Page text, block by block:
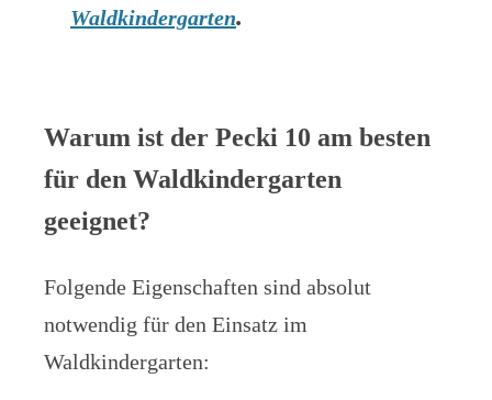
Waldkindergarten.
Warum ist der Pecki 10 am besten
für den Waldkindergarten
geeignet?
Folgende Eigenschaften sind absolut
notwendig für den Einsatz im
Waldkindergarten: